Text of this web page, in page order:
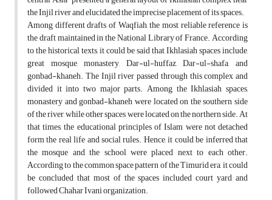
the Injil river and elucidated the imprecise placement of its spaces.
Among different drafts of Waqfiah, the most reliable reference is
the draft maintained in the National Library of France. According
to the historical texts, it could be said that Ikhlasiah spaces include,
great mosque, monastery, Dar-ul-huffaz, Dar-ul-shafa, and
gonbad-khaneh. The Injil river passed through this complex and
divided it into two major parts. Among the Ikhlasiah spaces,
monastery and gonbad-khaneh were located on the southern side
of the river, while other spaces were located on the northern side. At
that times, the educational principles of Islam were not detached
form the real life and social rules. Hence, it could be inferred that
the mosque and the school were placed next to each other.
According to the common space pattern of the Timurid era, it could
be concluded that most of the spaces included court yard and
followed Chahar Ivani organization.